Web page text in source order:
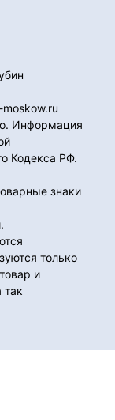
Информация
Кодекса РФ.
знаки
только
и
так